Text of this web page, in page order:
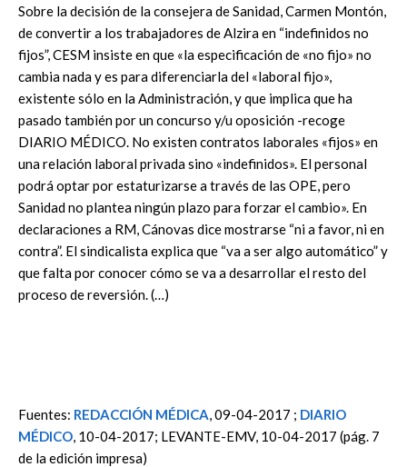
Sobre la decisión de la consejera de Sanidad, Carmen Montón,
de convertir a los trabajadores de Alzira en “indefinidos no
fijos”, CESM insiste en que «la especificación de «no fijo» no
cambia nada y es para diferenciarla del «laboral fijo»,
existente sólo en la Administración, y que implica que ha
pasado también por un concurso y/u oposición -recoge
DIARIO MÉDICO. No existen contratos laborales «fijos» en
una relación laboral privada sino «indefinidos». El personal
podrá optar por estaturizarse a través de las OPE, pero
Sanidad no plantea ningún plazo para forzar el cambio». En
declaraciones a RM, Cánovas dice mostrarse “ni a favor, ni en
contra”. El sindicalista explica que “va a ser algo automático” y
que falta por conocer cómo se va a desarrollar el resto del
proceso de reversión. (…)
Fuentes: REDACCIÓN MÉDICA, 09-04-2017 ; DIARIO
MÉDICO, 10-04-2017; LEVANTE-EMV, 10-04-2017 (pág. 7
de la edición impresa)